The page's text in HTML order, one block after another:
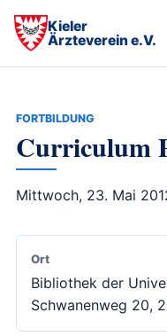
Kieler
Ärzteverein e.V.
FORTBILDUNG
Curriculum
Mittwoch, 23. Mai
Ort
Bibliothek der
Schwanenweg 20,